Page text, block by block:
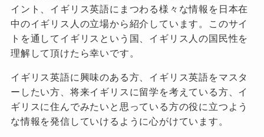
イント、イギリス英語にまつわる様々な情報を日本在
中のイギリス人の立場から紹介しています。このサイ
トを通してイギリスという国、イギリス人の国民性を
理解して頂けたら幸いです。
イギリス英語に興味のある方、イギリス英語をマスタ
ーしたい方、将来イギリスに留学を考えている方、イ
ギリスに住んでみたいと思っている方の役に立つよう
な情報を発信していけるように心がけています。